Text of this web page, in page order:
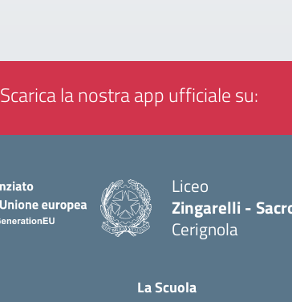
Scarica la nostra app ufficiale su:
Liceo
Zingarelli -
Cerignola
La Scuola